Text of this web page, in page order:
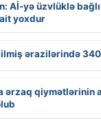
Aİ-yə üzvlüklə
yoxdur
ərazilərində
ərzaq qiymətlərinin